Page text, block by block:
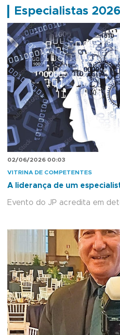
Especialistas 2026
02/06/2026 00:03
VITRINA DE COMPETENTES
A liderança de um
Evento do JP acredita em